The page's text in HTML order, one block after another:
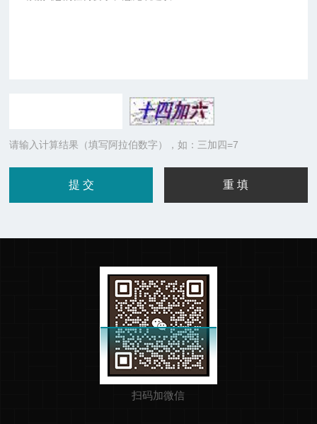
请输入计算结果（填写阿拉伯数字），如：三加四=7
扫码加微信